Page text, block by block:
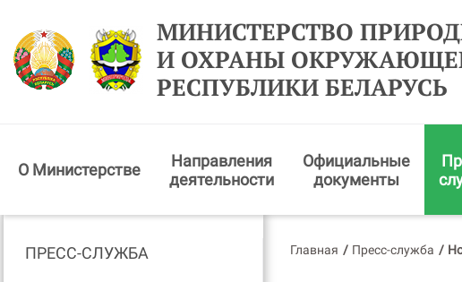
МИНИСТЕРСТВО
И ОХРАНЫ
РЕСПУБЛИКИ БЕЛАРУСЬ
О Министерстве
Направления
деятельности
Официальные
документы
ПРЕСС-СЛУЖБА Главная / Пресс-служба /